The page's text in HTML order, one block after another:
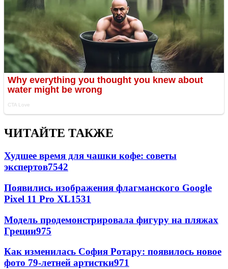
ЧИТАЙТЕ ТАКЖЕ
Худшее время для чашки кофе: советы
экспертов7542
Появились изображения флагманского Google
Pixel 11 Pro XL1531
Модель продемонстрировала фигуру на пляжах
Греции975
Как изменилась София Ротару: появилось новое
фото 79-летней артистки971